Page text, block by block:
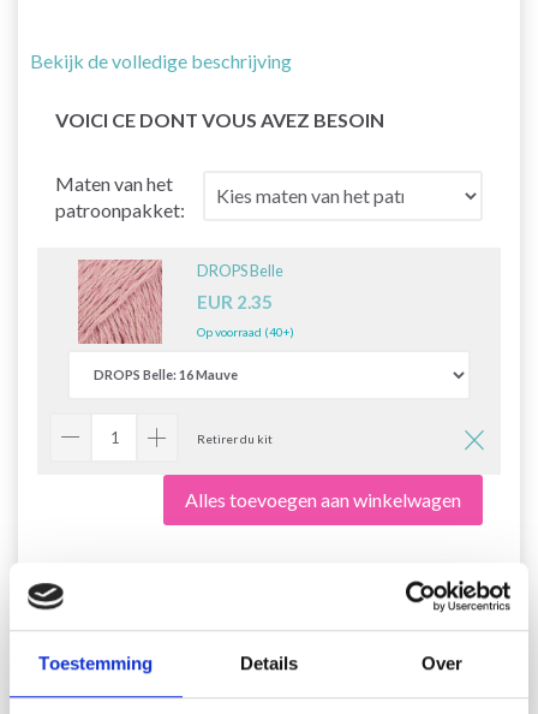
Toestemming Details Over
Bekijk de volledige beschrijving
VOICI CE DONT VOUS AVEZ BESOIN
Maten van het
patroonpakket:
DROPS Belle
EUR 2.35
Op voorraad (40+)
Retirer du kit
Alles toevoegen aan winkelwagen
223-18 Pink Straw by DROPS
Design